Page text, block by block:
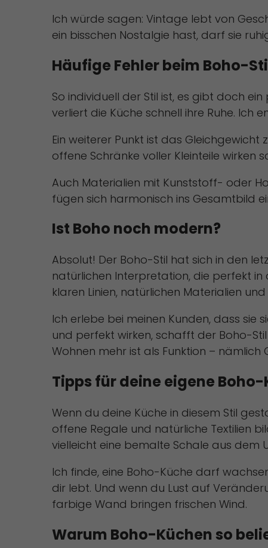
Ich würde sagen: Vintage lebt von
ein bisschen Nostalgie hast, darf sie
Häufige Fehler beim Boho-
So individuell der Stil ist, es gibt doch
verliert die Küche schnell ihre Ruhe. Ich
Ein weiterer Punkt ist das
offene Schränke voller Kleinteile wirken
Auch Materialien mit Kunststoff- oder
fügen sich harmonisch ins Gesamtbild
Ist Boho noch modern?
Absolut! Der Boho-Stil hat sich in den
natürlichen Interpretation, die perfekt in
klaren Linien, natürlichen Materialien
Ich erlebe bei meinen Kunden, dass sie
und perfekt wirken, schafft der Boho-
Wohnen mehr ist als Funktion – nämlich
Tipps für deine eigene Boho-
Wenn du deine Küche in diesem Stil
offene Regale und natürliche Textilien
vielleicht eine bemalte Schale aus
Ich finde, eine Boho-Küche darf
dir lebt. Und wenn du Lust auf
farbige Wand bringen frischen Wind.
Warum Boho-Küchen so